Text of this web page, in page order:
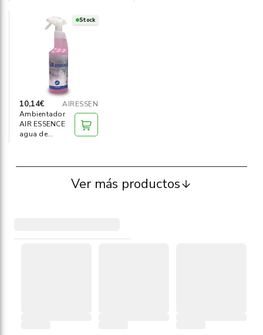
Stock
10,14€
AIRESSEN
Ambientador
AIR ESSENCE
agua de
Ver más productos